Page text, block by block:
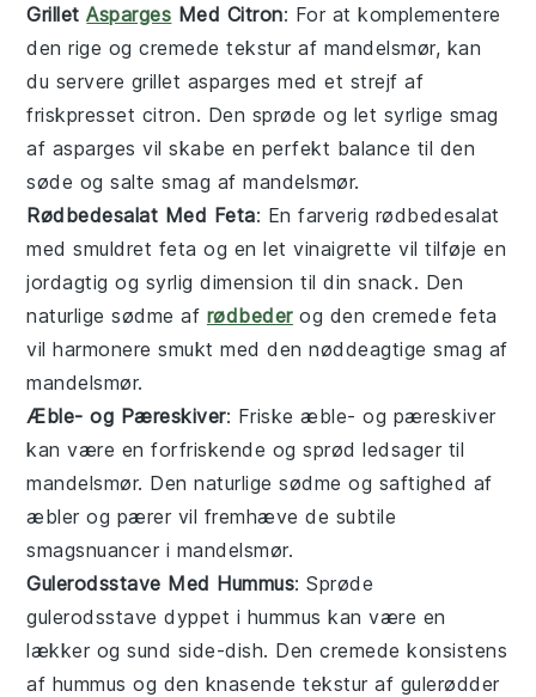
GrilletAsparges Med Citron: For at komplementere
den rige og cremede tekstur af mandelsmør, kan
du servere grillet asparges med et strejf af
friskpresset citron. Den sprøde og let syrlige smag
af asparges vil skabe en perfekt balance til den
søde og salte smag afmandelsmør.
Rødbedesalat Med Feta: En farverig rødbedesalat
med smuldret feta og en let vinaigrette vil tilføje en
jordagtig og syrlig dimension til din snack. Den
naturlige sødme af rødbederog den cremede feta
vil harmonere smukt med den nøddeagtige smag af
mandelsmør.
Æble- og Pæreskiver: Friskeæble- og pæreskiver
kan være en forfriskende og sprød ledsager til
mandelsmør. Den naturlige sødme og saftighed af
æbler og pærer vil fremhæve de subtile
smagsnuancer i mandelsmør.
Gulerodsstave Med Hummus: Sprøde
gulerodsstave dyppet i hummus kan være en
lækker og sund side-dish. Den cremede konsistens
af hummus og den knasende tekstur af gulerødder